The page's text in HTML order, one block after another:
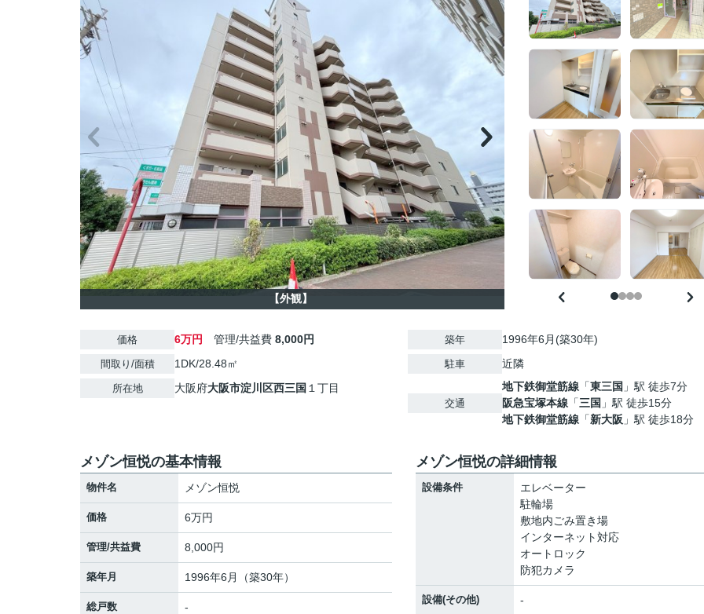
【外観】
価格 6万円 管理/共益費 8,000円
間取り/面積 1DK/28.48㎡
所在地 大阪府大阪市淀川区西三国 １丁目
築年 1996年6月(築30年)
駐車 近隣
交通
地下鉄御堂筋線 「東三国 」駅 徒歩7分
阪急宝塚本線 「三国 」駅 徒歩15分
地下鉄御堂筋線 「新大阪 」駅 徒歩18分
メゾン恒悦の基本情報
物件名 メゾン恒悦
価格 6万円
管理/共益費 8,000円
築年月 1996年6月（築30年）
総戸数 -
メゾン恒悦の詳細情報
設備条件
エレベーター
駐輪場
敷地内ごみ置き場
インターネット対応
オートロック
防犯カメラ
設備(その他) -